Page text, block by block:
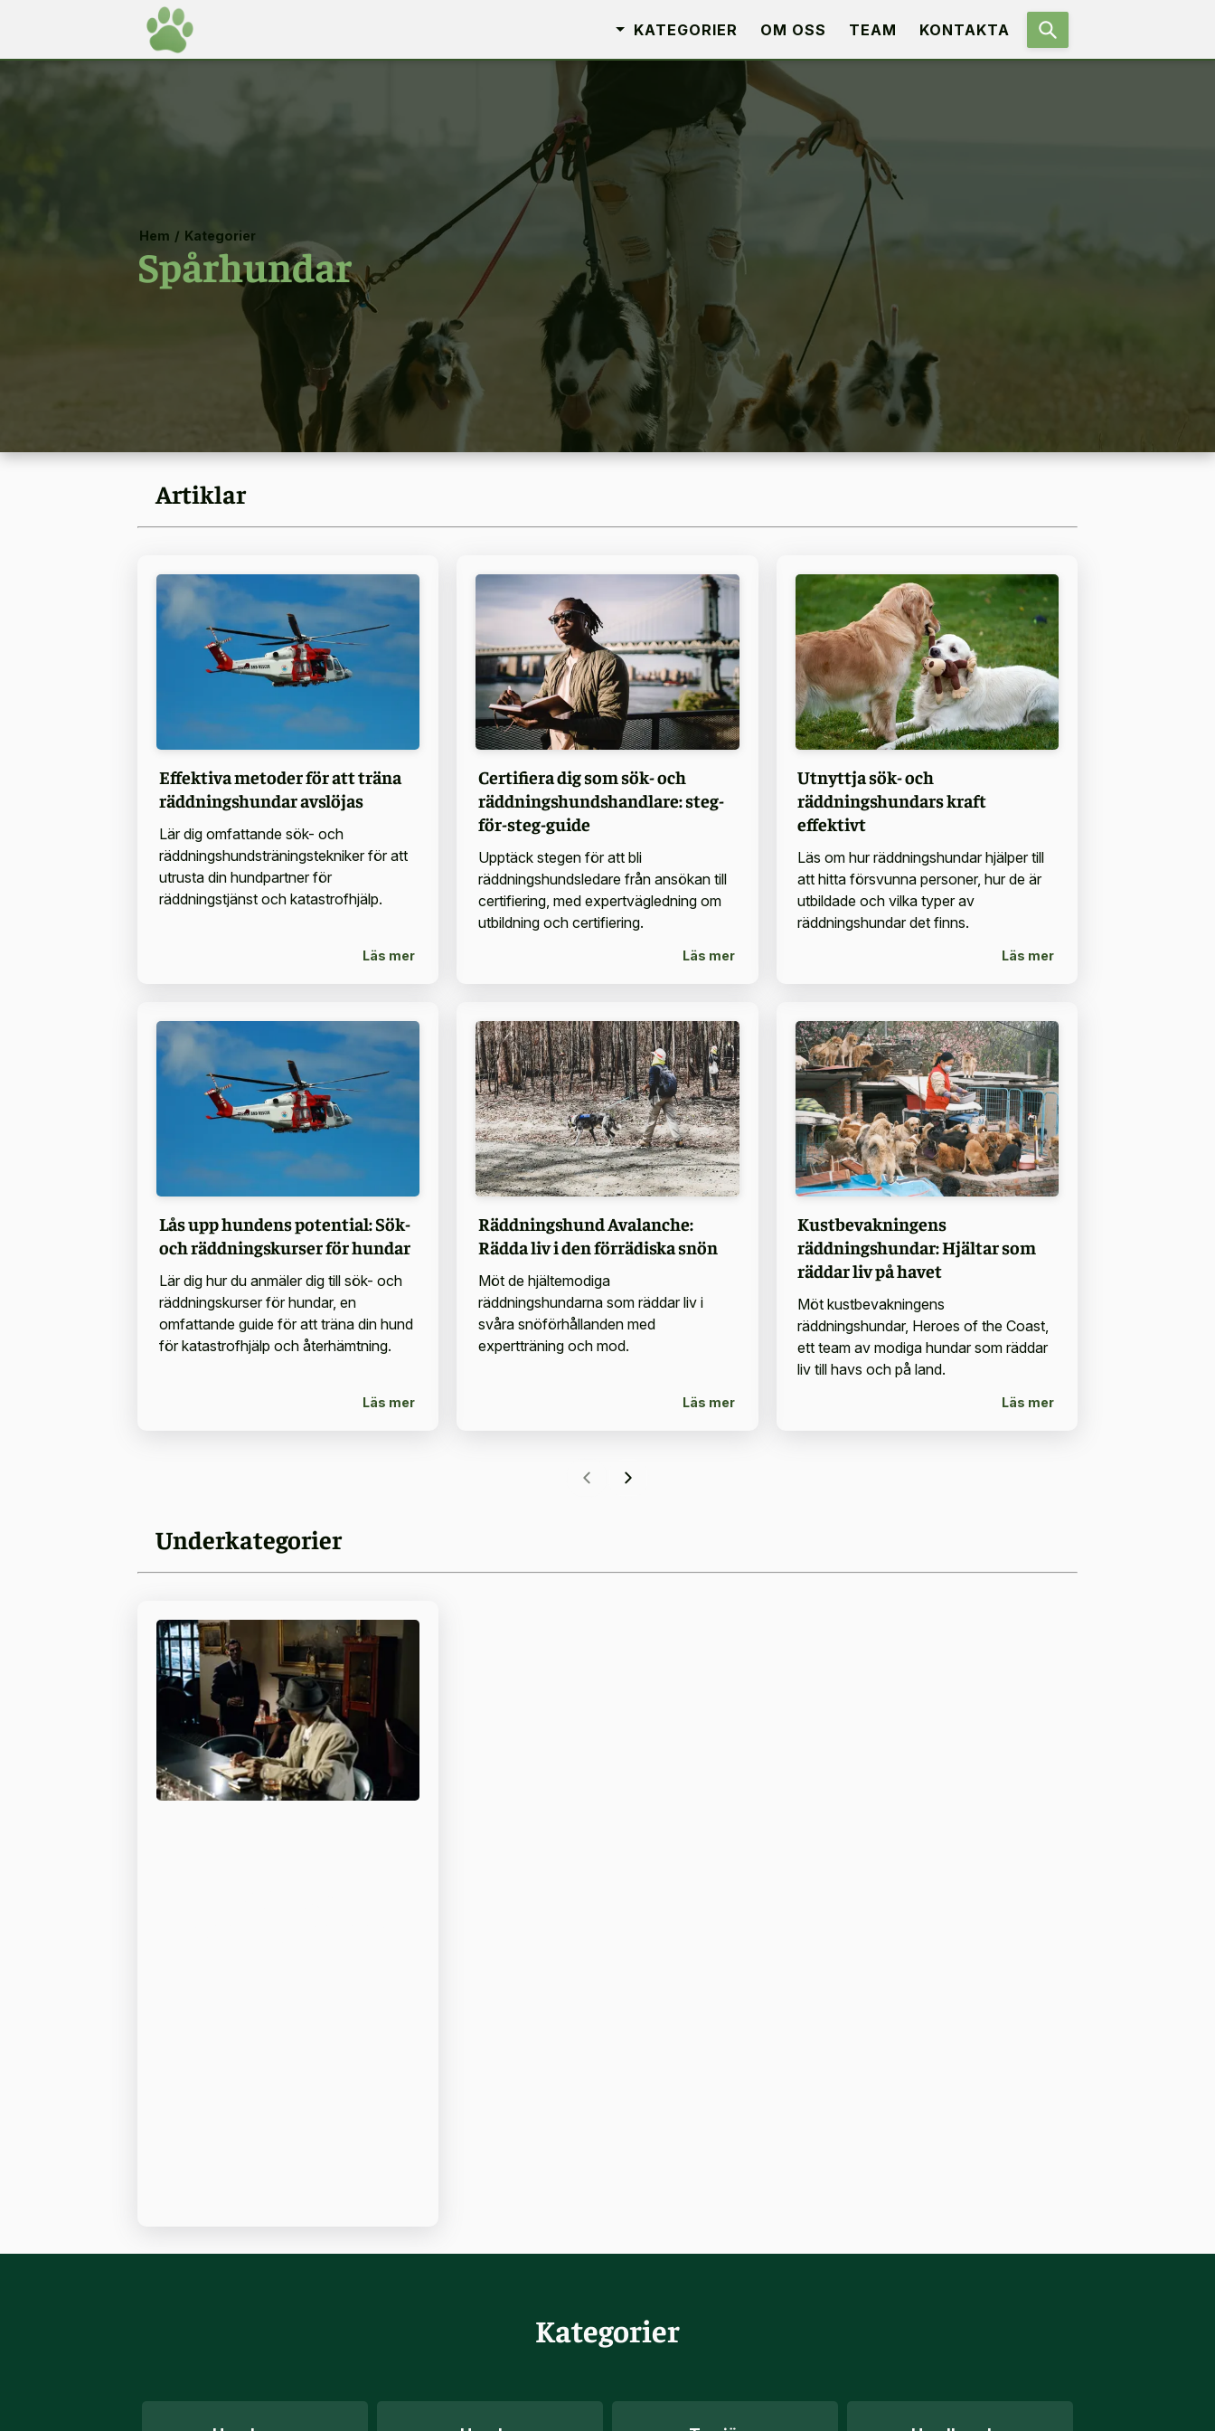
KATEGORIER OM OSS TEAM KONTAKTA
Hem / Kategorier
Spårhundar
Artiklar
Effektiva metoder för att träna
räddningshundar avslöjas
Lär dig omfattande sök- och
räddningshundsträningstekniker för att
utrusta din hundpartner för
räddningstjänst och katastrofhjälp.
Läs mer
Certifiera dig som sök- och
räddningshundshandlare: steg-
för-steg-guide
Upptäck stegen för att bli
räddningshundsledare från ansökan till
certifiering, med expertvägledning om
utbildning och certifiering.
Läs mer
Utnyttja sök- och
räddningshundars kraft
effektivt
Läs om hur räddningshundar hjälper till
att hitta försvunna personer, hur de är
utbildade och vilka typer av
räddningshundar det finns.
Läs mer
Lås upp hundens potential: Sök-
och räddningskurser för hundar
Lär dig hur du anmäler dig till sök- och
räddningskurser för hundar, en
omfattande guide för att träna din hund
för katastrofhjälp och återhämtning.
Läs mer
Räddningshund Avalanche:
Rädda liv i den förrädiska snön
Möt de hjältemodiga
räddningshundarna som räddar liv i
svåra snöförhållanden med
expertträning och mod.
Läs mer
Kustbevakningens
räddningshundar: Hjältar som
räddar liv på havet
Möt kustbevakningens
räddningshundar, Heroes of the Coast,
ett team av modiga hundar som räddar
liv till havs och på land.
Läs mer
Underkategorier
Kategorier